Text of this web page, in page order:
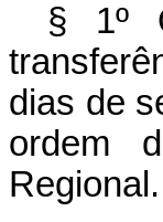
§ 1º
dias de
ordem
Regional.